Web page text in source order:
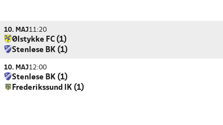
10. MAJ11:20
Ølstykke FC (1)
Stenløse BK (1)
10. MAJ12:00
Stenløse BK (1)
Frederikssund IK (1)